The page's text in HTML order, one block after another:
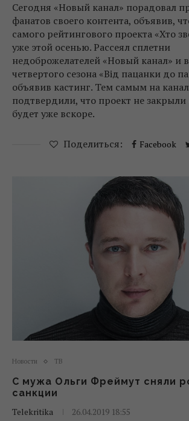
Сегодня «Новый канал» порадовал
фанатов своего контента, объявив,
самого рейтингового проекта «Хто
уже этой осенью. Рассеял сплетни
недоброжелателей «Новый канал» и
четвертого сезона «Від пацанки до
объявив кастинг. Тем самым на
подтвердили, что проект не
будет уже вскоре.
Поделиться: Facebook
Новости ТВ
С мужа Ольги Фреймут сняли
санкции
Telekritika
26.04.2019 18:55